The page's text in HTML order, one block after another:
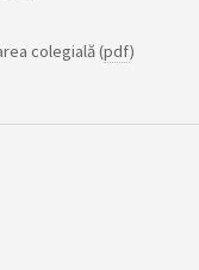
colegială (pdf)